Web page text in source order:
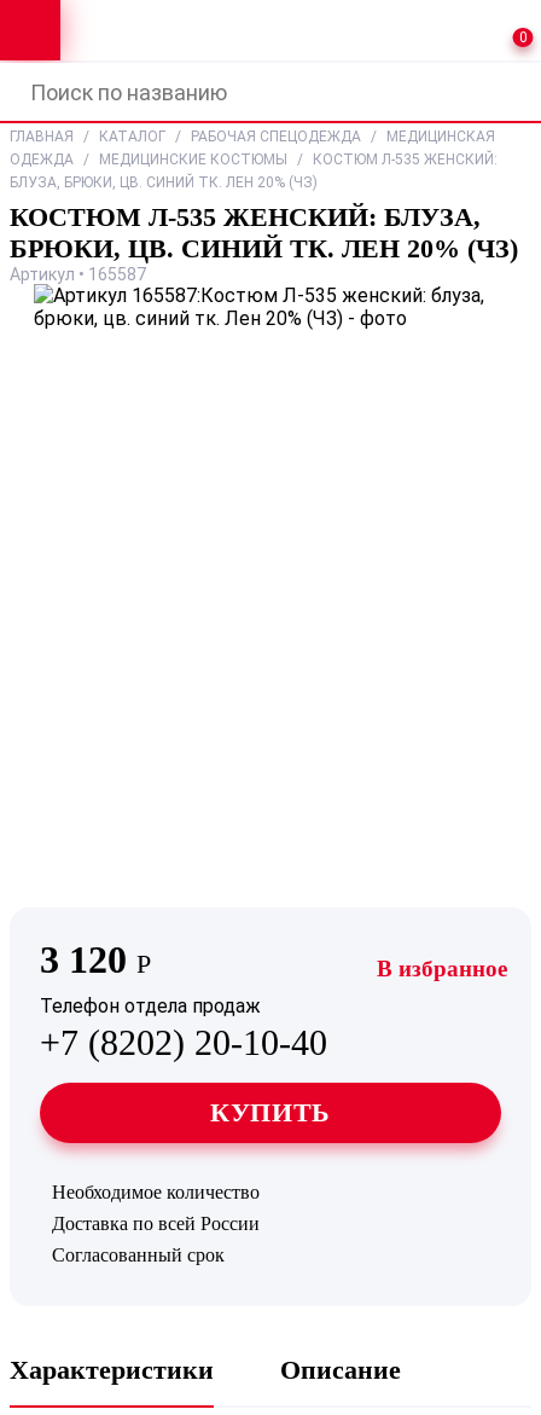
0
ГЛАВНАЯ / КАТАЛОГ / РАБОЧАЯ СПЕЦОДЕЖДА /
МЕДИЦИНСКАЯ
ОДЕЖДА / МЕДИЦИНСКИЕ КОСТЮМЫ /
КОСТЮМ Л-535 ЖЕНСКИЙ:
БЛУЗА, БРЮКИ, ЦВ. СИНИЙ ТК. ЛЕН 20% (ЧЗ)
КОСТЮМ Л-535 ЖЕНСКИЙ: БЛУЗА,
БРЮКИ, ЦВ. СИНИЙ ТК. ЛЕН 20% (ЧЗ)
Артикул • 165587
В избранное
3 120 Р
Телефон отдела продаж
+7 (8202) 20-10-40
КУПИТЬ
Необходимое количество
Доставка по всей России
Согласованный срок
Характеристики Описание